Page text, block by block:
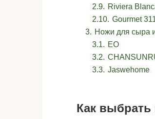
2.9. Riviera
2.10. Gourmet
3. Ножи для сыра
3.1. EO
3.2.
3.3. Jaswehome
Как